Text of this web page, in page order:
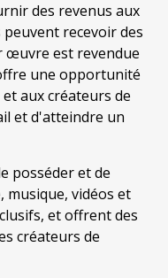
des revenus aux
recevoir des
œuvre est revendue
une opportunité
aux créateurs de
et d'atteindre un
posséder et de
vidéos et
et offrent des
créateurs de